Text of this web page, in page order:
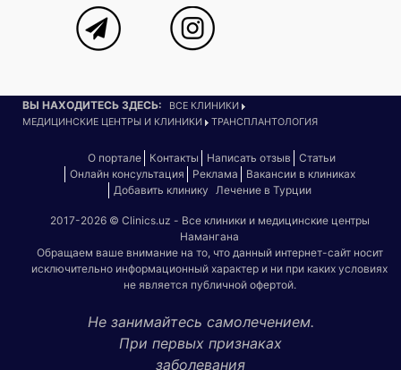
ВЫ НАХОДИТЕСЬ ЗДЕСЬ:
ВСЕ КЛИНИКИ
МЕДИЦИНСКИЕ ЦЕНТРЫ И КЛИНИКИ
ТРАНСПЛАНТОЛОГИЯ
О портале Контакты Написать отзыв
Статьи
Онлайн консультация
Реклама
Вакансии в клиниках
Добавить клинику Лечение в Турции
2017-2026 © Clinics.uz - Все клиники и медицинские центры
Намангана
Обращаем ваше внимание на то, что данный интернет-сайт носит
исключительно информационный характер и ни при каких условиях
не является публичной офертой.
Не занимайтесь самолечением.
При первых признаках
заболевания